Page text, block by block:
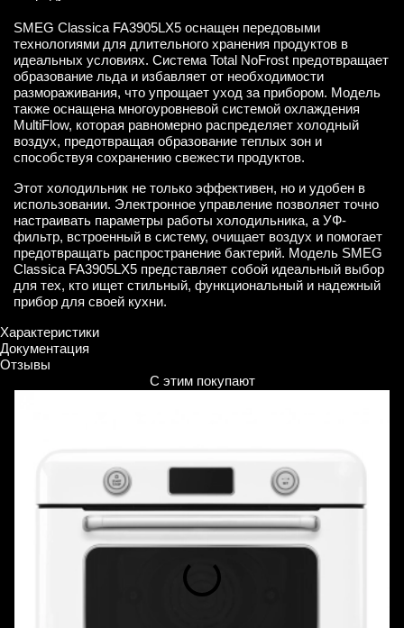
SMEG Classica FA3905LX5 оснащен передовыми
технологиями для длительного хранения продуктов в
идеальных условиях. Система Total NoFrost предотвращает
образование льда и избавляет от необходимости
размораживания, что упрощает уход за прибором. Модель
также оснащена многоуровневой системой охлаждения
MultiFlow, которая равномерно распределяет холодный
воздух, предотвращая образование теплых зон и
способствуя сохранению свежести продуктов.
Этот холодильник не только эффективен, но и удобен в
использовании. Электронное управление позволяет точно
настраивать параметры работы холодильника, а УФ-
фильтр, встроенный в систему, очищает воздух и помогает
предотвращать распространение бактерий. Модель SMEG
Classica FA3905LX5 представляет собой идеальный выбор
для тех, кто ищет стильный, функциональный и надежный
прибор для своей кухни.
Характеристики
Документация
Отзывы
С этим покупают